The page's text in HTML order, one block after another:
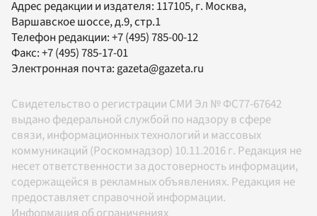
Адрес редакции и издателя: 117105, г. Москва,
Варшавское шоссе, д.9, стр.1
Телефон редакции:+7 (495) 785-00-12
Факс:+7 (495) 785-17-01
Электронная почта: gazeta@gazeta.ru
Свидетельство о регистрации СМИ Эл № ФС77-67642
выдано федеральной службой по надзору в сфере
связи, информационных технологий и массовых
коммуникаций (Роскомнадзор) 10.11.2016 г. Редакция не
несет ответственности за достоверность информации,
содержащейся в рекламных объявлениях. Редакция не
предоставляет справочной информации.